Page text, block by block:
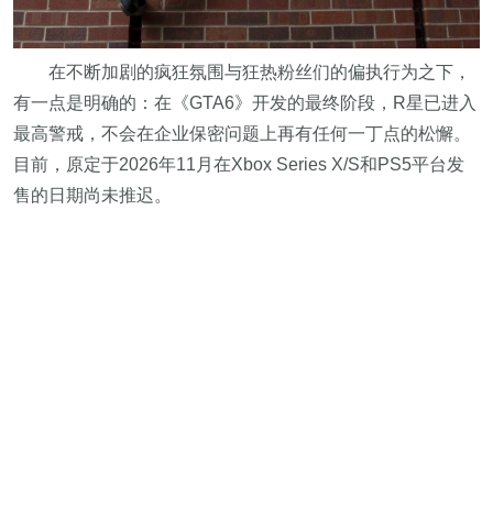
在不断加剧的疯狂氛围与狂热粉丝们的偏执行为之下，
有一点是明确的：在《GTA6》开发的最终阶段，R星已进入
最高警戒，不会在企业保密问题上再有任何一丁点的松懈。
目前，原定于2026年11月在Xbox Series X/S和PS5平台发
售的日期尚未推迟。